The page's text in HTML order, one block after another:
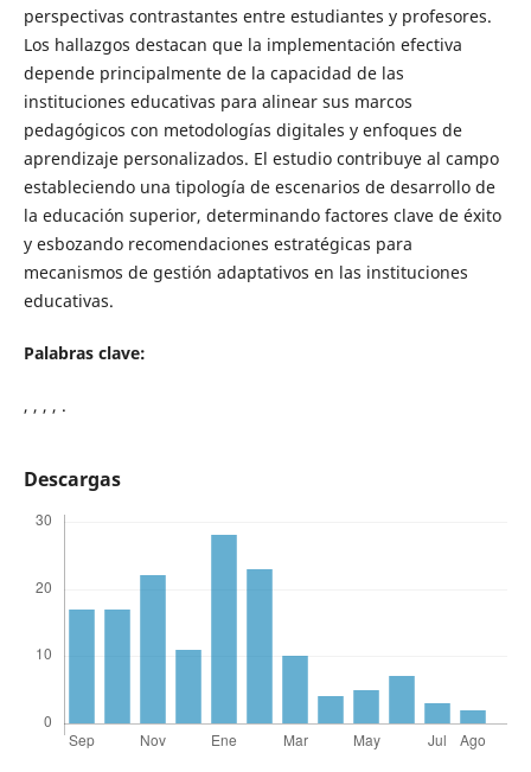
perspectivas contrastantes entre estudiantes y profesores.
Los hallazgos destacan que la implementación efectiva
depende principalmente de la capacidad de las
instituciones educativas para alinear sus marcos
pedagógicos con metodologías digitales y enfoques de
aprendizaje personalizados. El estudio contribuye al campo
estableciendo una tipología de escenarios de desarrollo de
la educación superior, determinando factores clave de éxito
y esbozando recomendaciones estratégicas para
mecanismos de gestión adaptativos en las instituciones
educativas.
Palabras clave:
, , , , .
Descargas